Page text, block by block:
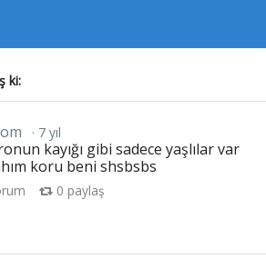
ki:
7 yıl
kayığı gibi sadece yaşlılar var
koru beni shsbsbs
0 paylaş